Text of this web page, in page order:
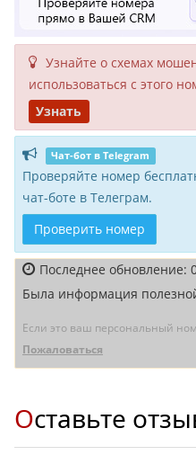
Узнайте о схемах
исполь­зоваться с этого
Узнать
Чат-бот в Telegram
Проверяйте номер
чат-боте в Телеграм.
Проверить номер
Последнее обновление:
Была информация
Если это ваш персональный
Пожаловаться
Оставьте